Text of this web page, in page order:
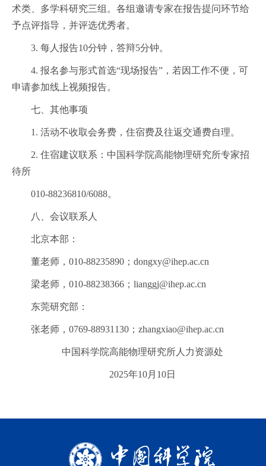
术类、多学科研究三组。各组邀请专家在报告提问环节给
予点评指导，并评选优秀者。
3. 每人报告10分钟，答辩5分钟。
4. 报名参与形式首选“现场报告”，若因工作不便，可
申请参加线上视频报告。
七、其他事项
1. 活动不收取会务费，住宿费及往返交通费自理。
2. 住宿建议联系：中国科学院高能物理研究所专家招
待所
010-88236810/6088。
八、会议联系人
北京本部：
董老师，010-88235890；dongxy@ihep.ac.cn
梁老师，010-88238366；lianggj@ihep.ac.cn
东莞研究部：
张老师，0769-88931130；zhangxiao@ihep.ac.cn
中国科学院高能物理研究所人力资源处
2025年10月10日